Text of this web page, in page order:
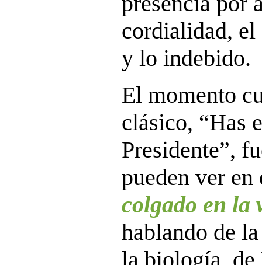
cordialidad, el
y lo indebido.
El momento
clásico, “Has
Presidente”,
pueden ver
colgado en la
hablando de
la biología,